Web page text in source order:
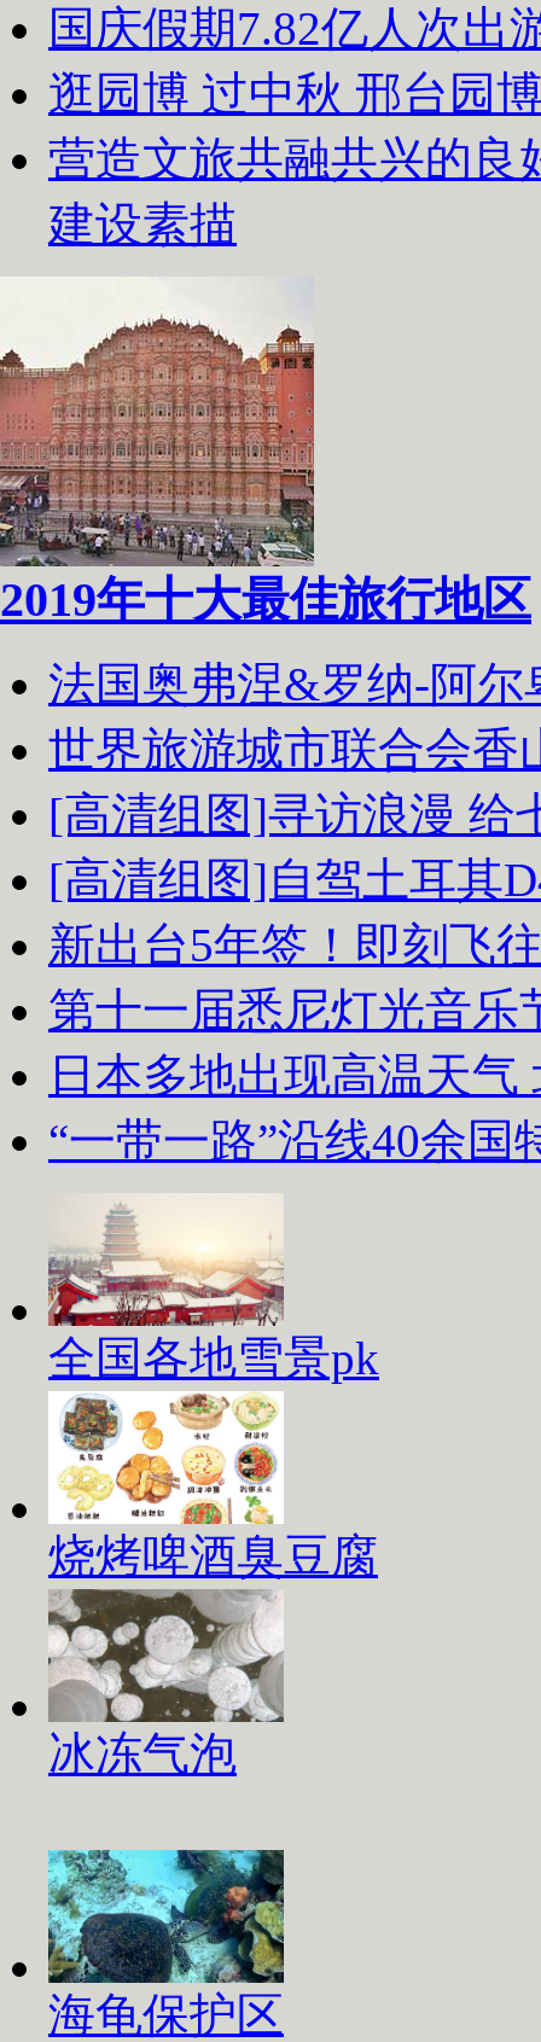
国庆假期7.82亿人次出
逛园博 过中秋 邢台园
营造文旅共融共兴的良
建设素描
2019年十大最佳旅行地区
法国奥弗涅&罗纳-阿
世界旅游城市联合会香
[高清组图]寻访浪漫 给
[高清组图]自驾土耳其
新出台5年签！即刻飞
第十一届悉尼灯光音乐
日本多地出现高温天
“一带一路”沿线40余国
全国各地雪景pk
烧烤啤酒臭豆腐
冰冻气泡
海龟保护区